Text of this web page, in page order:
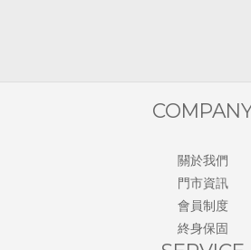
關於我們
門市資訊
會員制度
終身保固